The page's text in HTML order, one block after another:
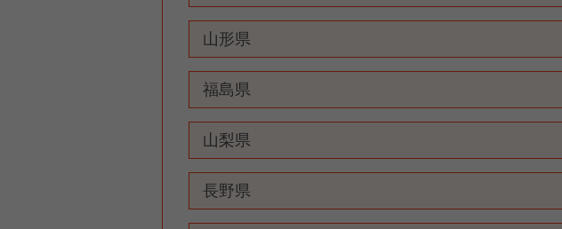
山形県
福島県
山梨県
長野県